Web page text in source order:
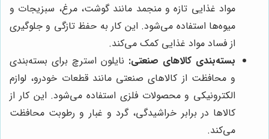
مواد غذایی تازه و منجمد مانند گوشت، مرغ، سبزیجات و
میوه‌ها استفاده می‌شود. این کار به حفظ تازگی و جلوگیری
از فساد مواد غذایی کمک می‌کند.
بسته‌بندی کالاهای صنعتی: نایلون استرچ برای بسته‌بندی
و محافظت از کالاهای صنعتی مانند قطعات خودرو، لوازم
الکترونیکی و محصولات فلزی استفاده می‌شود. این کار از
کالاها در برابر خراشیدگی، گرد و غبار و رطوبت محافظت
می‌کند.